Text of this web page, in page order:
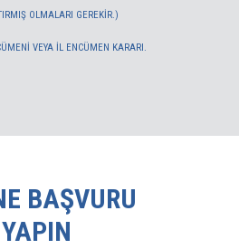
OLMALARI GEREKİR.)
VEYA İL ENCÜMEN KARARI.
BAŞVURU
YAPIN